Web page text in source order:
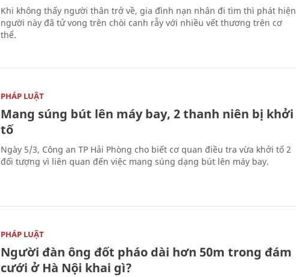
Khi không thấy người thân trở về, gia đình nạn nhân đi tìm thì phát hiện
người này đã tử vong trên chòi canh rẫy với nhiều vết thương trên cơ
thể.
PHÁP LUẬT
Mang súng bút lên máy bay, 2 thanh niên bị khởi
tố
Ngày 5/3, Công an TP Hải Phòng cho biết cơ quan điều tra vừa khởi tố 2
đối tượng vì liên quan đến việc mang súng dạng bút lên máy bay.
PHÁP LUẬT
Người đàn ông đốt pháo dài hơn 50m trong đám
cưới ở Hà Nội khai gì?